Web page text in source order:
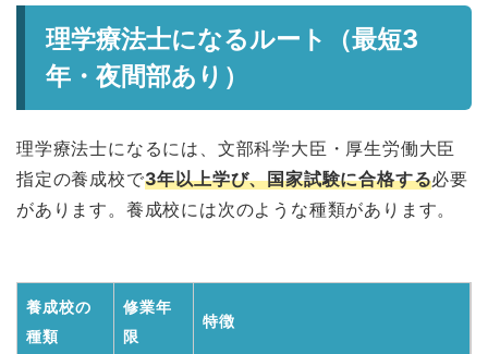
理学療法士になるルート（最短3
年・夜間部あり）
理学療法士になるには、文部科学大臣・厚生労働大臣
指定の養成校で3年以上学び、国家試験に合格する必要
があります。養成校には次のような種類があります。
養成校の
種類
修業年
限
特徴